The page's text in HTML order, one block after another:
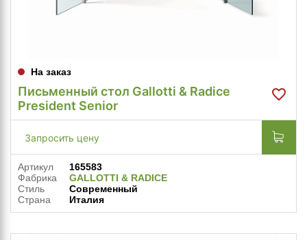
На заказ
Письменный стол Gallotti & Radice
President Senior
Запросить цену
Артикул
165583
Фабрика
GALLOTTI & RADICE
Стиль
Современный
Страна
Италия